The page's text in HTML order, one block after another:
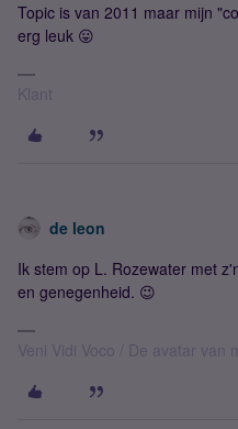
Topic is van 2011 maar mijn
erg leuk 😛
Klant
de leon
Ik stem op L. Rozewater met
en genegenheid. 😉
Veni Vidi Voco / De avatar van